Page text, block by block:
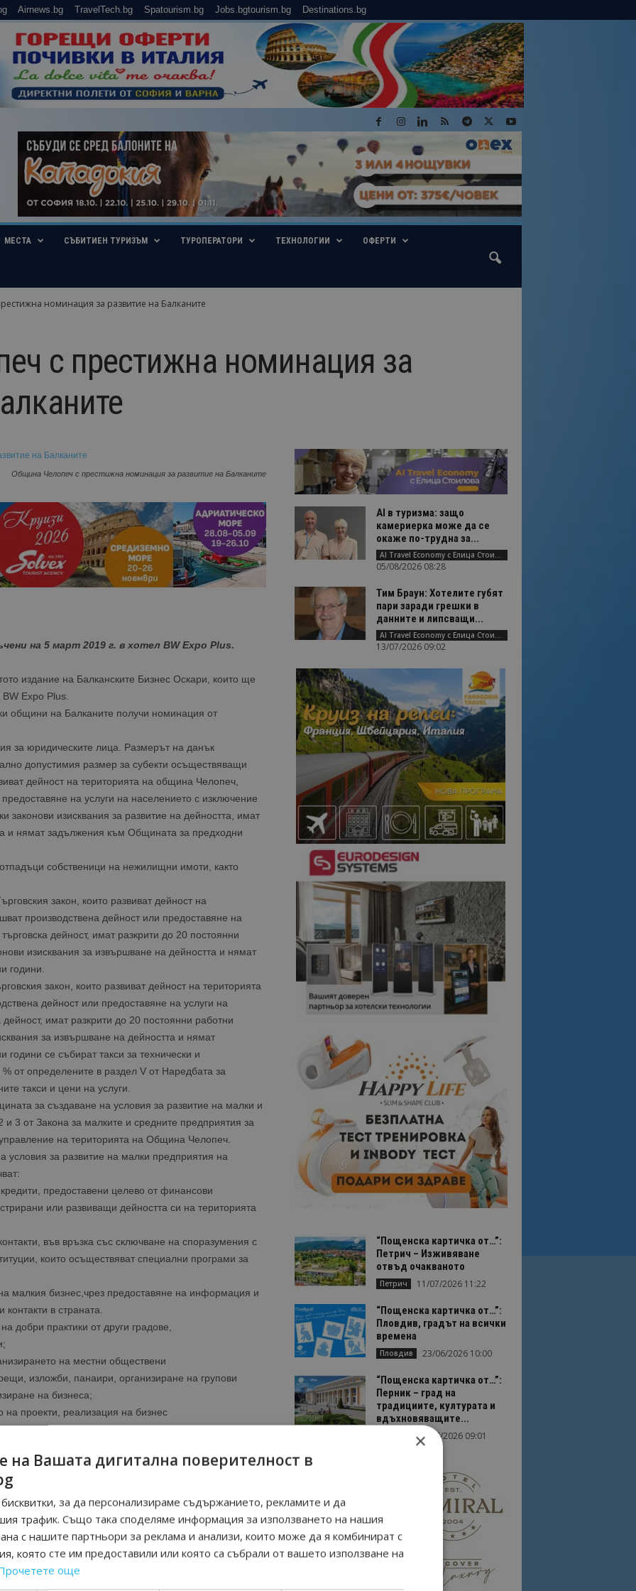
Airnews.bg TravelTech.bg Spatourism.bg Jobs.bgtourism.bg Destinations.bg
МЕСТА СЪБИТИЕН ТУРИЗЪМ ТУРОПЕРАТОРИ ТЕХНОЛОГИИ ОФЕРТИ
номинация за развитие на Балканите
с престижна номинация за
Община Челопеч с престижна номинация за развитие на Балканите
на 5 март 2019 г. в хотел BW Expo Plus.
издание на Балканските Бизнес Оскари, които ще
Expo Plus.
общини на Балканите получи номинация от
за юридическите лица. Размерът на данък
допустимия размер за субекти осъществяващи
дейност на територията на община Челопеч,
на услуги на населението с изключение
законови изисквания за развитие на дейността, имат
и нямат задължения към Общината за предходни
собственици на нежилищни имоти, както
закон, които развиват дейност на
производствена дейност или предоставяне на
дейност, имат разкрити до 20 постоянни
изисквания за извършване на дейността и нямат
години.
закон, които развиват дейност на територията
дейност или предоставяне на услуги на
имат разкрити до 20 постоянни работни
за извършване на дейността и нямат
се събират такси за технически и
от определените в раздел V от Наредбата за
такси и цени на услуги.
за създаване на условия за развитие на малки и
3 от Закона за малките и средните предприятия за
на територията на Община Челопеч.
условия за развитие на малки предприятия на
предоставени целево от финансови
или развиващи дейността си на територията
във връзка със сключване на споразумения с
които осъществяват специални програми за
малкия бизнес,чрез предоставяне на информация и
в страната.
добри практики от други градове,
на местни обществени
изложби, панаири, организиране на групови
на бизнеса;
на проекти, реализация на бизнес
Общината за подпомагане на малкия бизнес в
както и
търговски панаири, семинари,
дни, касаещи създаването, развитието и
политика, законодателство на Република
чуждестранно предприятие – Дънди Прешъс Металс
AI в туризма: защо
камериерка може да се
окаже по-трудна за...
AI Travel Economy с Елица Стоилова
05/08/2026 08:28
Тим Браун: Хотелите губят
пари заради грешки в
данните и липсващи...
AI Travel Economy с Елица Стоилова
13/07/2026 09:02
“Пощенска картичка от…”:
Петрич – Изживяване
отвъд очакваното
Петрич 11/07/2026 11:22
“Пощенска картичка от…”:
Пловдив, градът на всички
времена
Пловдив 23/06/2026 10:00
“Пощенска картичка от…”:
Перник – град на
традициите, културата и
вдъхновяващите...
17/06/2026 09:01
×
на Вашата дигитална поверителност в
за да персонализираме съдържанието, рекламите и да
трафик. Също така споделяме информация за използването на нашия
с нашите партньори за реклама и анализи, които може да я комбинират с
която сте им предоставили или която са събрали от вашето използване на
още